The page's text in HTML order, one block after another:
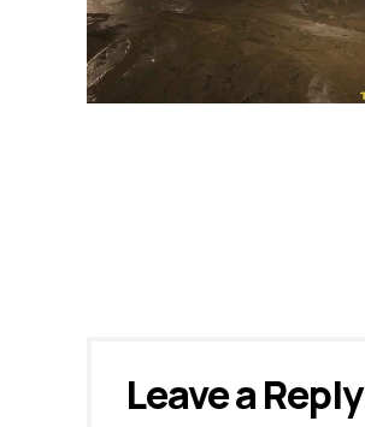
Leave a Reply